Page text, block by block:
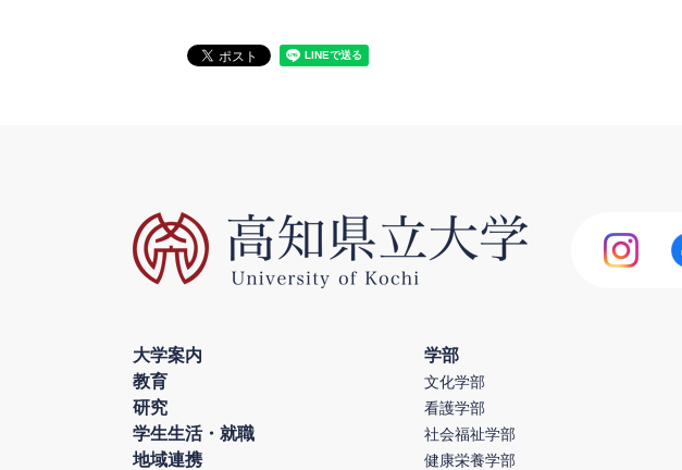
大学案内
教育
研究
学生生活・就職
地域連携
学部
文化学部
看護学部
社会福祉学部
健康栄養学部